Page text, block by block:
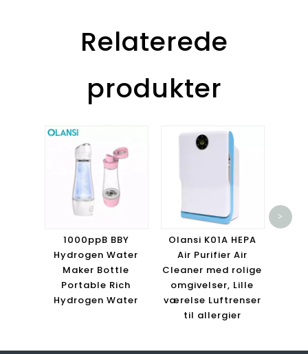
Relaterede
produkter
1000ppB BBY
Hydrogen Water
Maker Bottle
Portable Rich
Hydrogen Water
Olansi K01A HEPA
Air Purifier Air
Cleaner med rolige
omgivelser, Lille
værelse Luftrenser
til allergier
>